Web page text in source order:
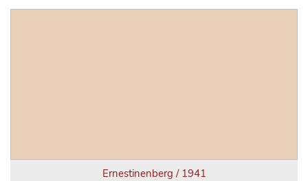
Ernestinenberg / 1941